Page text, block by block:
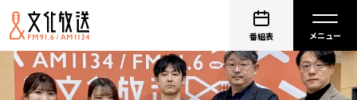
番組表